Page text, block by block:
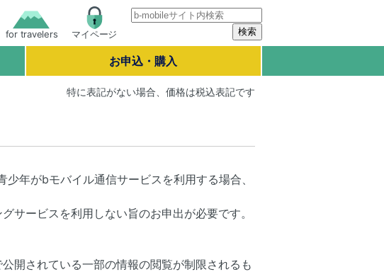
for travelers マイページ
お申込・購入
特に表記がない場合、価格は税込表記です
年がbモバイル通信サービスを利用する場合、
サービスを利用しない旨のお申出が必要です。
開されている一部の情報の閲覧が制限されるも